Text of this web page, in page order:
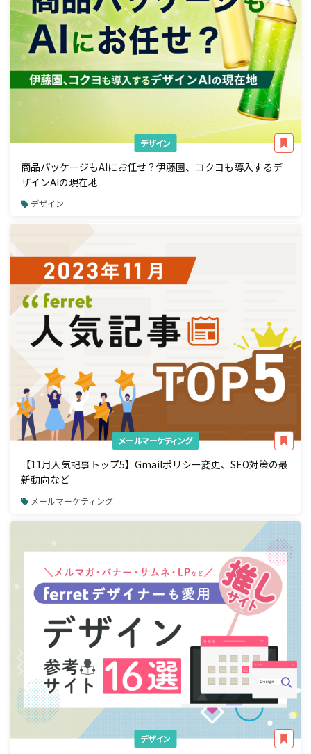
デザイン
商品パッケージもAIにお任せ？伊藤園、コクヨも導入するデ
ザインAIの現在地
デザイン
メールマーケティング
【11月人気記事トップ5】Gmailポリシー変更、SEO対策の最
新動向など
メールマーケティング
デザイン